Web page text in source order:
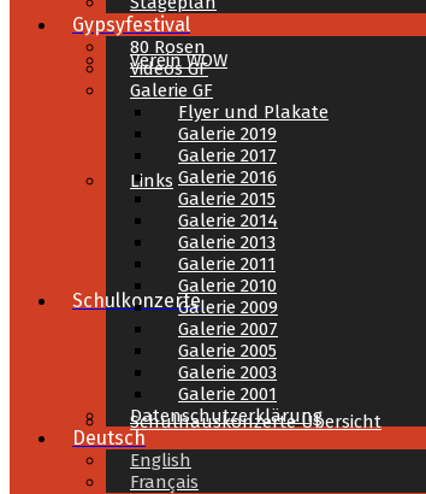
Verein WOW
Links
Schulkonzerte
Schulhauskonzerte Übersicht
Gypsyfestival
80 Rosen
Videos GF
Galerie GF
Flyer und Plakate
Galerie 2019
Galerie 2017
Galerie 2016
Galerie 2015
Galerie 2014
Galerie 2013
Galerie 2011
Galerie 2010
Galerie 2009
Galerie 2007
Galerie 2005
Galerie 2003
Galerie 2001
Datenschutzerklärung
Deutsch
English
Français